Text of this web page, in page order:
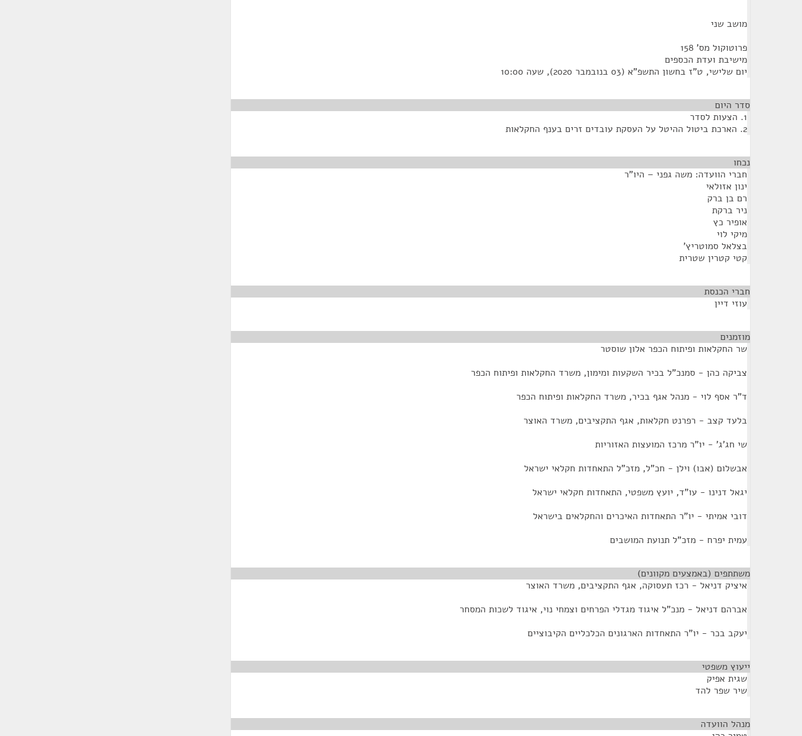
מושב שני
פרוטוקול מס' 158
מישיבת ועדת הכספים
יום שלישי, ט"ז בחשון התשפ"א (03 בנובמבר 2020), שעה 10:00
סדר היום
1. הצעות לסדר
2. הארכת ביטול ההיטל על העסקת עובדים זרים בענף החקלאות
נכחו
חברי הוועדה: משה גפני – היו"ר
ינון אזולאי
רם בן ברק
ניר ברקת
אופיר כץ
מיקי לוי
בצלאל סמוטריץ'
קטי קטרין שטרית
חברי הכנסת
עוזי דיין
מוזמנים
שר החקלאות ופיתוח הכפר אלון שוסטר
צביקה כהן - סמנכ"ל בכיר השקעות ומימון, משרד החקלאות ופיתוח הכפר
ד"ר אסף לוי - מנהל אגף בכיר, משרד החקלאות ופיתוח הכפר
בלעד קצב - רפרנט חקלאות, אגף התקציבים, משרד האוצר
שי חג'ג' - יו"ר מרכז המועצות האזוריות
אבשלום (אבו) וילן - חכ"ל, מזכ"ל התאחדות חקלאי ישראל
יגאל דנינו - עו"ד, יועץ משפטי, התאחדות חקלאי ישראל
דובי אמיתי - יו"ר התאחדות האיכרים והחקלאים בישראל
עמית יפרח - מזכ"ל תנועת המושבים
משתתפים (באמצעים מקוונים)
איציק דניאל - רכז תעסוקה, אגף התקציבים, משרד האוצר
אברהם דניאל - מנכ"ל איגוד מגדלי הפרחים וצמחי נוי, איגוד לשכות המסחר
יעקב בכר - יו"ר התאחדות הארגונים הכלכליים הקיבוציים
ייעוץ משפטי
שגית אפיק
שיר שפר להד
מנהל הוועדה